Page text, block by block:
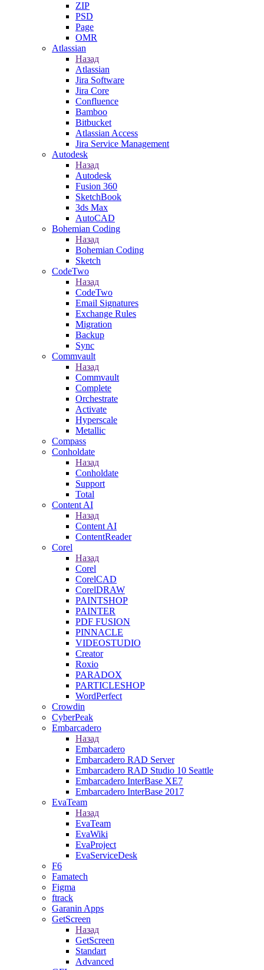
ZIP
PSD
Page
OMR
Atlassian
Назад
Atlassian
Jira Software
Jira Core
Confluence
Bamboo
Bitbucket
Atlassian Access
Jira Service Management
Autodesk
Назад
Autodesk
Fusion 360
SketchBook
3ds Max
AutoCAD
Bohemian Coding
Назад
Bohemian Coding
Sketch
CodeTwo
Назад
CodeTwo
Email Signatures
Exchange Rules
Migration
Backup
Sync
Commvault
Назад
Commvault
Complete
Orchestrate
Activate
Hyperscale
Metallic
Compass
Conholdate
Назад
Conholdate
Support
Total
Content AI
Назад
Content AI
ContentReader
Corel
Назад
Corel
CorelCAD
CorelDRAW
PAINTSHOP
PAINTER
PDF FUSION
PINNACLE
VIDEOSTUDIO
Creator
Roxio
PARADOX
PARTICLESHOP
WordPerfect
Crowdin
CyberPeak
Embarcadero
Назад
Embarcadero
Embarcadero RAD Server
Embarcadero RAD Studio 10 Seattle
Embarcadero InterBase XE7
Embarcadero InterBase 2017
EvaTeam
Назад
EvaTeam
EvaWiki
EvaProject
EvaServiceDesk
F6
Famatech
Figma
ftrack
Garanin Apps
GetScreen
Назад
GetScreen
Standart
Advanced